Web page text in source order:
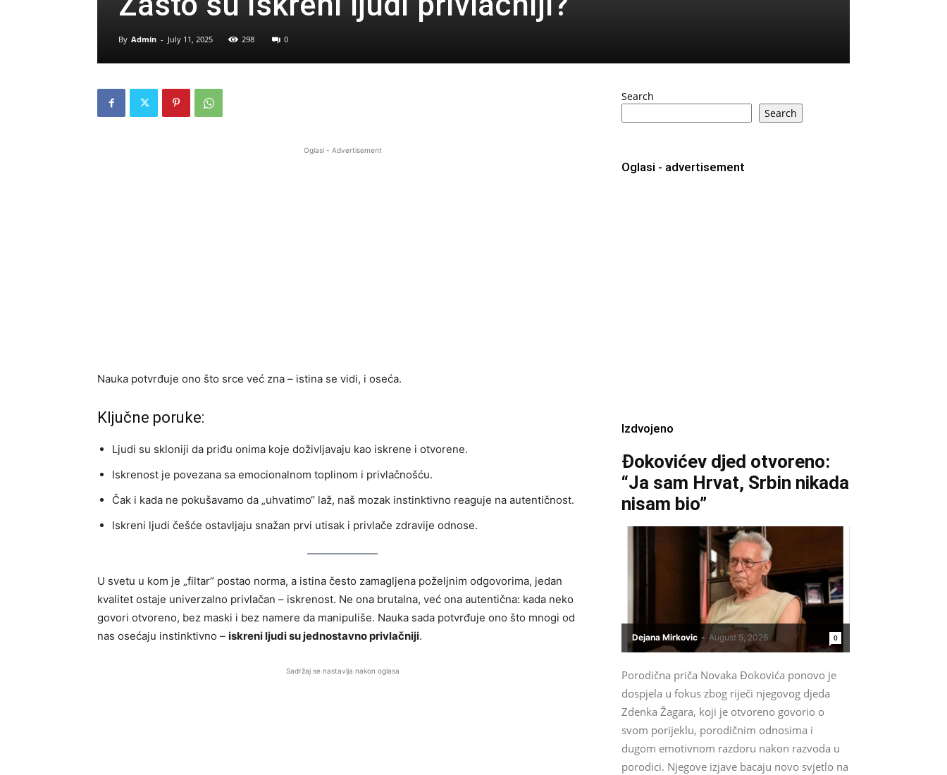
By Admin - July 11, 2025 298 0
Oglasi - Advertisement
Nauka potvrđuje ono što srce već zna – istina se vidi, i oseća.
Ključne poruke:
Ljudi su skloniji da priđu onima koje doživljavaju kao iskrene i otvorene.
Iskrenost je povezana sa emocionalnom toplinom i privlačnošću.
Čak i kada ne pokušavamo da „uhvatimo“ laž, naš mozak instinktivno reaguje na autentičnost.
Iskreni ljudi češće ostavljaju snažan prvi utisak i privlače zdravije odnose.
U svetu u kom je „filtar“ postao norma, a istina često zamagljena poželjnim odgovorima, jedan
kvalitet ostaje univerzalno privlačan – iskrenost. Ne ona brutalna, već ona autentična: kada neko
govori otvoreno, bez maski i bez namere da manipuliše. Nauka sada potvrđuje ono što mnogi od
nas osećaju instinktivno – iskreni ljudi su jednostavno privlačniji.
Sadržaj se nastavlja nakon oglasa
Search
Search
Oglasi - advertisement
Izdvojeno
Đokovićev djed otvoreno:
“Ja sam Hrvat, Srbin nikada
nisam bio”
Dejana Mirkovic - August 5, 2026 0
Porodična priča Novaka Đokovića ponovo je
dospjela u fokus zbog riječi njegovog djeda
Zdenka Žagara, koji je otvoreno govorio o
svom porijeklu, porodičnim odnosima i
dugom emotivnom razdoru nakon razvoda u
porodici. Njegove izjave bacaju novo svjetlo na